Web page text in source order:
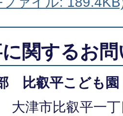
関するお
比叡平こども園
大津市比叡平一丁